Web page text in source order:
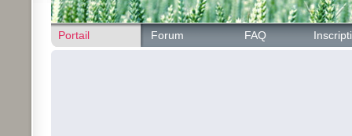
Portail Forum FAQ